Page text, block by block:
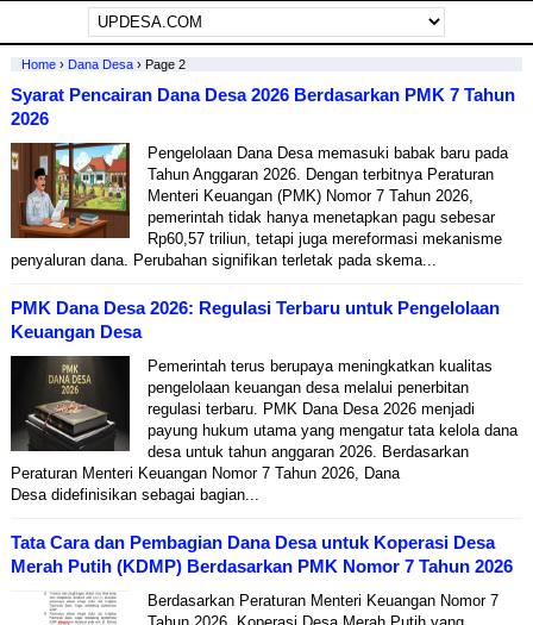
Home› Dana Desa› Page 2
Syarat Pencairan Dana Desa 2026 Berdasarkan PMK 7 Tahun
2026
Pengelolaan Dana Desa memasuki babak baru pada
Tahun Anggaran 2026. Dengan terbitnya Peraturan
Menteri Keuangan (PMK) Nomor 7 Tahun 2026,
pemerintah tidak hanya menetapkan pagu sebesar
Rp60,57 triliun, tetapi juga mereformasi mekanisme
penyaluran dana. Perubahan signifikan terletak pada skema...
PMK Dana Desa 2026: Regulasi Terbaru untuk Pengelolaan
Keuangan Desa
Pemerintah terus berupaya meningkatkan kualitas
pengelolaan keuangan desa melalui penerbitan
regulasi terbaru. PMK Dana Desa 2026 menjadi
payung hukum utama yang mengatur tata kelola dana
desa untuk tahun anggaran 2026. Berdasarkan
Peraturan Menteri Keuangan Nomor 7 Tahun 2026, Dana
Desa didefinisikan sebagai bagian...
Tata Cara dan Pembagian Dana Desa untuk Koperasi Desa
Merah Putih (KDMP) Berdasarkan PMK Nomor 7 Tahun 2026
Berdasarkan Peraturan Menteri Keuangan Nomor 7